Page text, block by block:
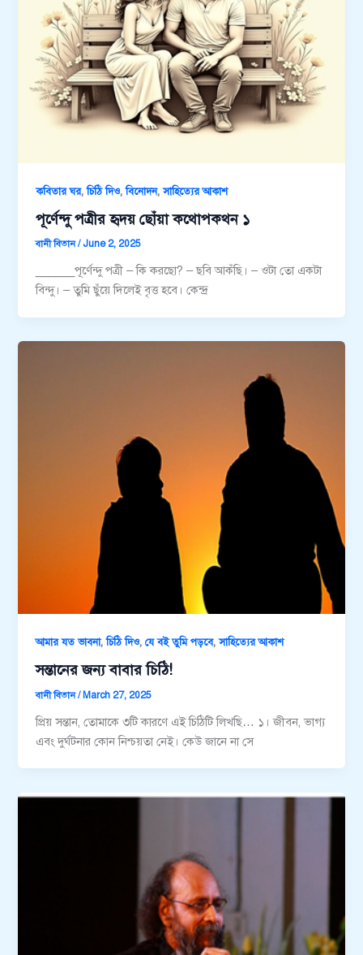
কবিতার ঘর,চিঠি দিও,বিনোদন,সাহিত্যের আকাশ
পূর্ণেন্দু পত্রীর হৃদয় ছোঁয়া কথোপকথন ১
বানী বিতান/ June 2, 2025
______পূর্ণেন্দু পত্রী – কি করছো? – ছবি আকঁছি। – ওটা তো একটা
বিন্দু। – তুমি ছুঁয়ে দিলেই বৃত্ত হবে। কেন্দ্র
আমার যত ভাবনা,চিঠি দিও,যে বই তুমি পড়বে,সাহিত্যের আকাশ
সন্তানের জন্য বাবার চিঠি!
বানী বিতান/ March 27, 2025
প্রিয় সন্তান, তোমাকে ৩টি কারণে এই চিঠিটি লিখছি… ১। জীবন, ভাগ্য
এবং দুর্ঘটনার কোন নিশ্চয়তা নেই। কেউ জানে না সে